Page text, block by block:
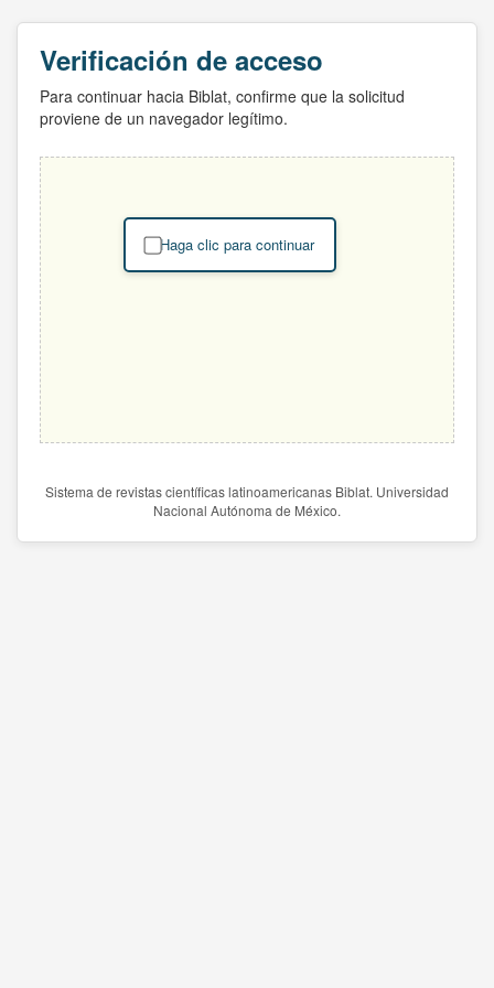
Verificación de acceso
Para continuar hacia Biblat, confirme que la solicitud
proviene de un navegador legítimo.
Haga clic para continuar
Sistema de revistas científicas latinoamericanas Biblat. Universidad
Nacional Autónoma de México.